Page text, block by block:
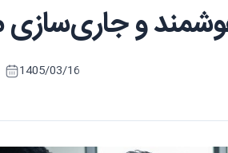
و
1405/03/16